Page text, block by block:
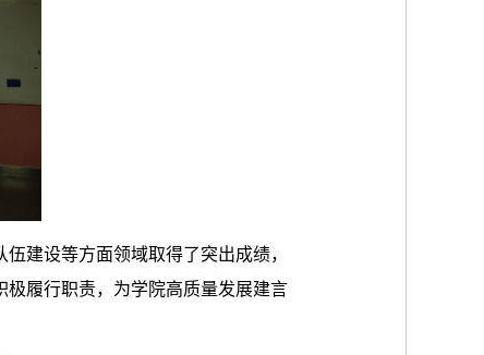
建设等方面领域取得了突出成绩，
履行职责，为学院高质量发展建言